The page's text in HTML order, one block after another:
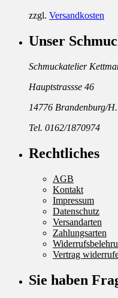
zzgl. Versandkosten
Unser
Schmuckatelier
Hauptstrassse 46
14776 Brandenburg/H.
Tel. 0162/1870974
Rechtliches
AGB
Kontakt
Impressum
Datenschutz
Versandarten
Zahlungsarten
Vertrag
Sie haben